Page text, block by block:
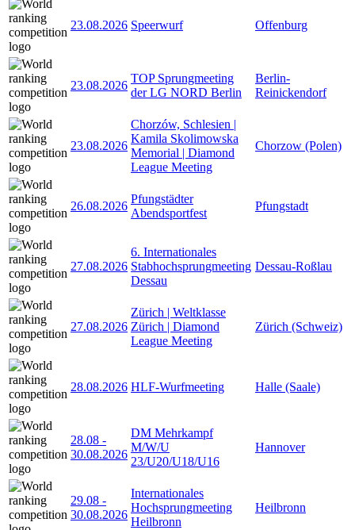
23.08.2026 Speerwurf Offenburg
23.08.2026
TOP Sprungmeeting
der LG NORD Berlin
Berlin-
Reinickendorf
23.08.2026
Chorzów, Schlesien |
Kamila Skolimowska
Memorial | Diamond
League Meeting
Chorzow (Polen)
26.08.2026
Pfungstädter
Abendsportfest
Pfungstadt
27.08.2026
6. Internationales
Stabhochsprungmeeting
Dessau
Dessau-Roßlau
27.08.2026
Zürich | Weltklasse
Zürich | Diamond
League Meeting
Zürich (Schweiz)
28.08.2026 HLF-Wurfmeeting Halle (Saale)
28.08 -
30.08.2026
DM Mehrkampf
M/W/U
23/U20/U18/U16
Hannover
29.08 -
30.08.2026
Internationales
Hochsprungmeeting
Heilbronn
Heilbronn